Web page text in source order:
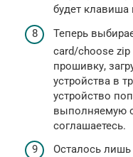
будет клавиша
Теперь
card/choose zip
прошивку,
устройства в
устройство
выполняемую
соглашаетесь.
Осталось